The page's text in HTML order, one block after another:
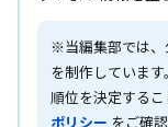
※当編集部では、
を制作していま
順位を決定する
ポリシー をご確